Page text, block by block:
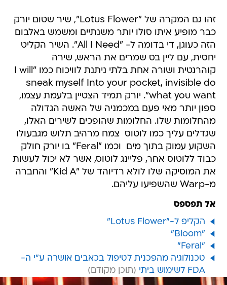
זהו גם המקרה של "Lotus Flower", שיר שטום יורק
כבר מופיע איתו סולו יותר משנתיים ומשמש באלבום
הזה כעוגן, די בדומה ל- "All I Need". השיר הקליט
יחסית, עם ליין בס שמרים את הראש, שירה
קוהרנטית ושורה אחת בלתי ניתנת לוויכוח כמו "I will
sneak myself Into your pocket, invisible do
what you want". יורק תמיד הצטיין בלעמת עצמו,
ספון יותר מאי פעם במכמניה של האשה הגדולה
מהחלומות שלו. החלומות שהופכים לשירים האלו,
שגדלים עליך כמו לוטוס  צמח מרהיב תלוש מגבעולו
השקוע עמוק בתוך מים  וכמו "Feral" בו יורק חולק
כבוד ללוטוס אחר, פליינג לוטוס, אשר לא יכול לעשות
את המוסיקה שלו לולא רדיוהד של "Kid A" והחברה
מ-Warp שהשפיעו עליהם.
אל תפספס
הקליפ ל-"Lotus Flower"
"Bloom"
"Feral"
טכנולוגיה מהפכנית לטיפול בכאבים אושרה ע"י ה-
FDA לשימוש ביתי